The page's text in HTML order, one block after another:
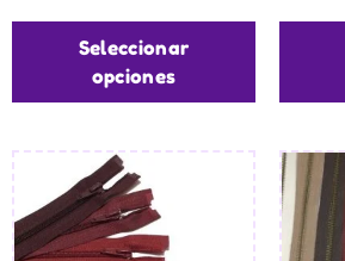
Seleccionar
opciones